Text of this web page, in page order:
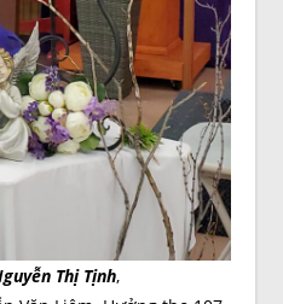
Thị Tịnh,